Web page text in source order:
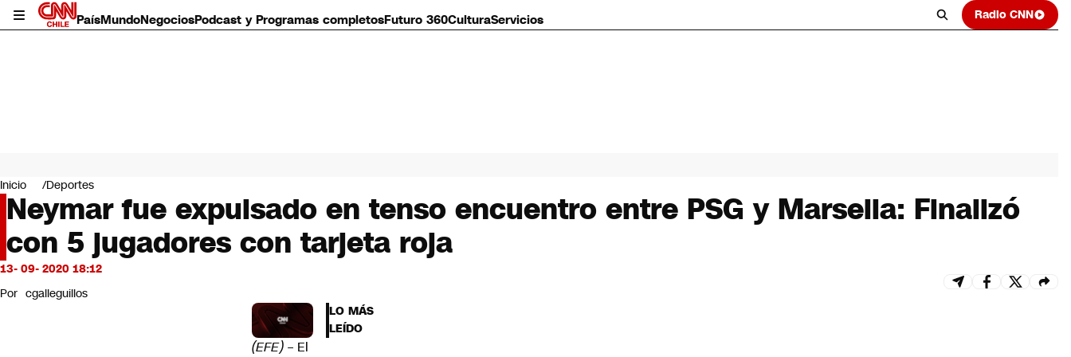
PaísMundoNegociosPodcast y Programas completosFuturo 360CulturaServicios Radio CNN
Mundo
Negocios
Deportes
Programas completos
Cultura
Servicios
CNN Data
Inicio Deportes
Neymar fue expulsado en tenso encuentro entre PSG y Marsella: Finalizó
con 5 jugadores con tarjeta roja
13- 09- 2020 18:12
Por cgalleguillos
(EFE) – El
LO MÁS
LEÍDO